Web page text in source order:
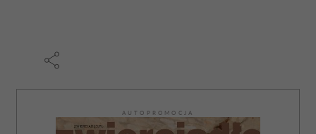
AUTOPROMOCJA